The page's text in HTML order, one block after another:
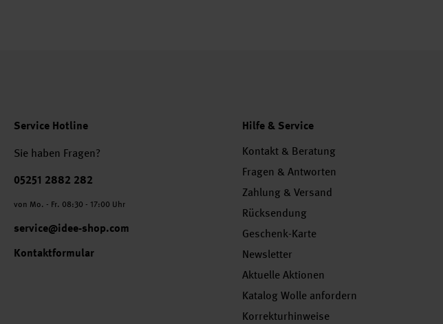
Service Hotline
Sie haben Fragen?
Telefonnummer
05251 2882 282
von Mo. - Fr. 08:30 - 17:00 Uhr
service@idee-shop.com
Kontaktformular
Hilfe & Service
Kontakt & Beratung
Fragen & Antworten
Zahlung & Versand
Rücksendung
Geschenk-Karte
Newsletter
Aktuelle Aktionen
Katalog Wolle anfordern
Korrekturhinweise